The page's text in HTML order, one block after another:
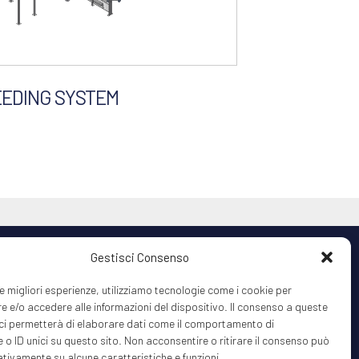
Gestisci Consenso
migliori esperienze, utilizziamo tecnologie come i cookie per
e/o accedere alle informazioni del dispositivo. Il consenso a queste
permetterà di elaborare dati come il comportamento di
o ID unici su questo sito. Non acconsentire o ritirare il consenso può
SYSTEM
info@mixerit.com
Follow